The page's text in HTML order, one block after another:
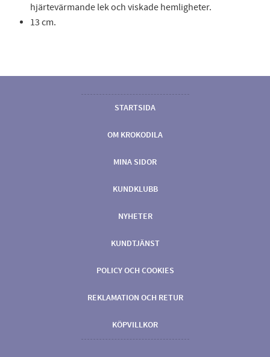
hjärtevärmande lek och viskade hemligheter.
13 cm.
STARTSIDA
OM KROKODILA
MINA SIDOR
KUNDKLUBB
NYHETER
KUNDTJÄNST
POLICY OCH COOKIES
REKLAMATION OCH RETUR
KÖPVILLKOR